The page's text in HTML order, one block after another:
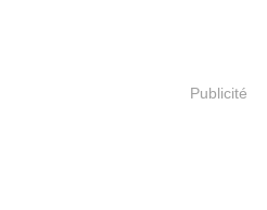
Publicité